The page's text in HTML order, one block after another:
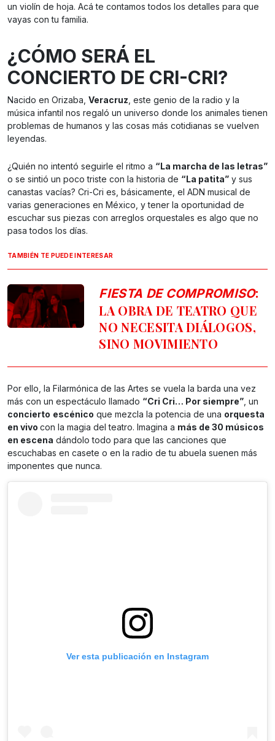
un violín de hoja. Acá te contamos todos los detalles para que
vayas con tu familia.
¿CÓMO SERÁ EL
CONCIERTO DE CRI-CRI?
Nacido en Orizaba, Veracruz, este genio de la radio y la
música infantil nos regaló un universo donde los animales tienen
problemas de humanos y las cosas más cotidianas se vuelven
leyendas.
¿Quién no intentó seguirle el ritmo a “La marcha de las letras”
o se sintió un poco triste con la historia de “La patita” y sus
canastas vacías? Cri-Cri es, básicamente, el ADN musical de
varias generaciones en México, y tener la oportunidad de
escuchar sus piezas con arreglos orquestales es algo que no
pasa todos los días.
TAMBIÉN TE PUEDE INTERESAR
FIESTA DE COMPROMISO:
LA OBRA DE TEATRO QUE
NO NECESITA DIÁLOGOS,
SINO MOVIMIENTO
Por ello, la Filarmónica de las Artes se vuela la barda una vez
más con un espectáculo llamado “Cri Cri… Por siempre”, un
concierto escénico que mezcla la potencia de una orquesta
en vivo con la magia del teatro. Imagina a más de 30 músicos
en escena dándolo todo para que las canciones que
escuchabas en casete o en la radio de tu abuela suenen más
imponentes que nunca.
Ver esta publicación en Instagram